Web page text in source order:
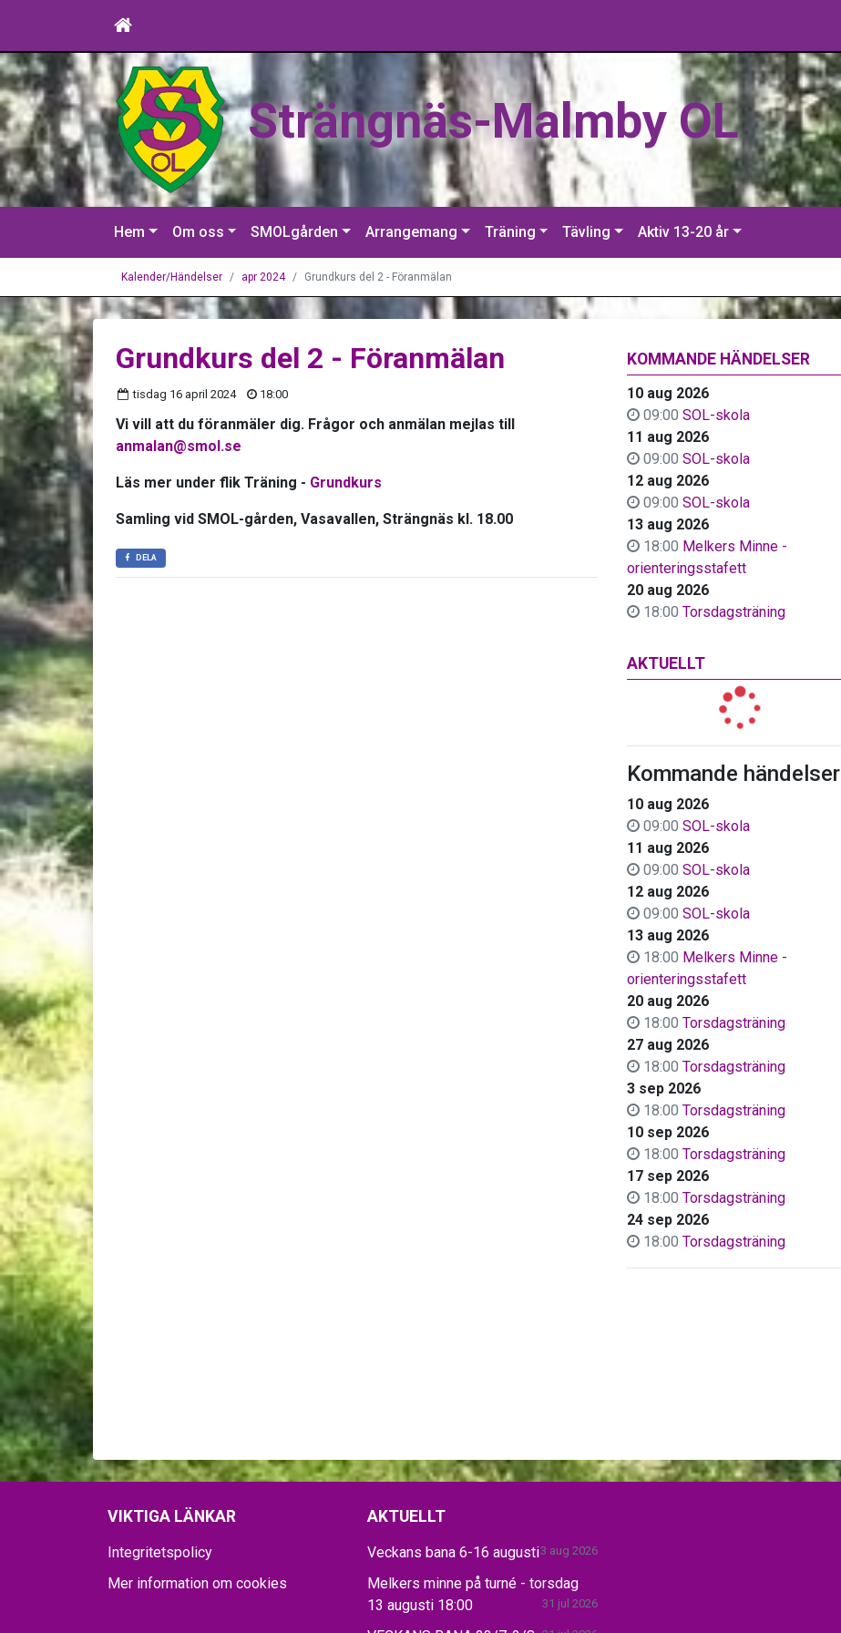
Strängnäs-Malmby OL
Hem Om oss SMOLgården Arrangemang Träning Tävling Aktiv 13-20 år
Kalender/Händelser apr 2024 Grundkurs del 2 - Föranmälan
KOMMANDE HÄNDELSER
10 aug 2026
09:00 SOL-skola
11 aug 2026
09:00 SOL-skola
12 aug 2026
09:00 SOL-skola
13 aug 2026
18:00 Melkers Minne -
orienteringsstafett
20 aug 2026
18:00 Torsdagsträning
AKTUELLT
Kommande händelser
10 aug 2026
09:00 SOL-skola
11 aug 2026
09:00 SOL-skola
12 aug 2026
09:00 SOL-skola
13 aug 2026
18:00 Melkers Minne -
orienteringsstafett
20 aug 2026
18:00 Torsdagsträning
27 aug 2026
18:00 Torsdagsträning
3 sep 2026
18:00 Torsdagsträning
10 sep 2026
18:00 Torsdagsträning
17 sep 2026
18:00 Torsdagsträning
24 sep 2026
18:00 Torsdagsträning
Grundkurs del 2 - Föranmälan
tisdag 16 april 2024 18:00
Vi vill att du föranmäler dig. Frågor och anmälan mejlas till
anmalan@smol.se
Läs mer under flik Träning - Grundkurs
Samling vid SMOL-gården, Vasavallen, Strängnäs kl. 18.00
DELA
VIKTIGA LÄNKAR
Integritetspolicy
Mer information om cookies
AKTUELLT
Veckans bana 6-16 augusti3 aug 2026
Melkers minne på turné - torsdag
13 augusti 18:00
31 jul 2026